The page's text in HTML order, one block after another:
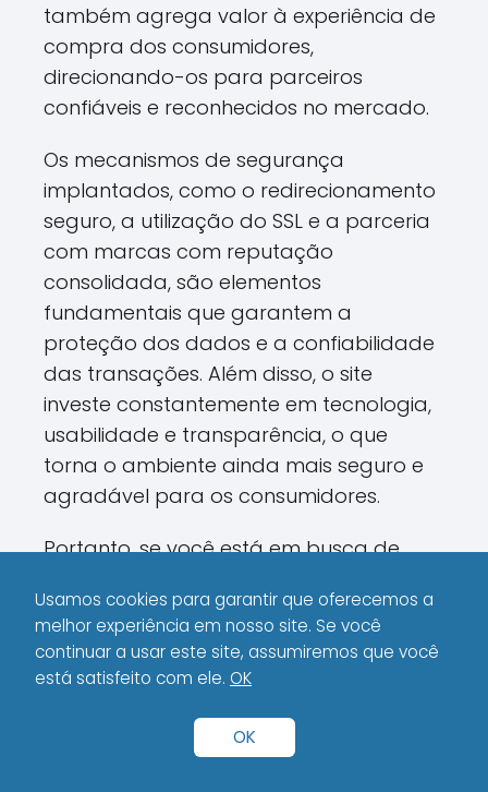
também agrega valor à experiência de
compra dos consumidores,
direcionando-os para parceiros
confiáveis e reconhecidos no mercado.
Os mecanismos de segurança
implantados, como o redirecionamento
seguro, a utilização do SSL e a parceria
com marcas com reputação
consolidada, são elementos
fundamentais que garantem a
proteção dos dados e a confiabilidade
das transações. Além disso, o site
investe constantemente em tecnologia,
usabilidade e transparência, o que
torna o ambiente ainda mais seguro e
agradável para os consumidores.
Portanto, se você está em busca de
suas compras de forma segura, pode
contar com o Eletronic Planet para
obter análises detalhadas e
rigorosos. Ao clicar nos links de afiliados,
você estará não só adquirindo
Usamos cookies para garantir que oferecemos a
melhor experiência em nosso site. Se você
continuar a usar este site, assumiremos que você
está satisfeito com ele. OK
OK